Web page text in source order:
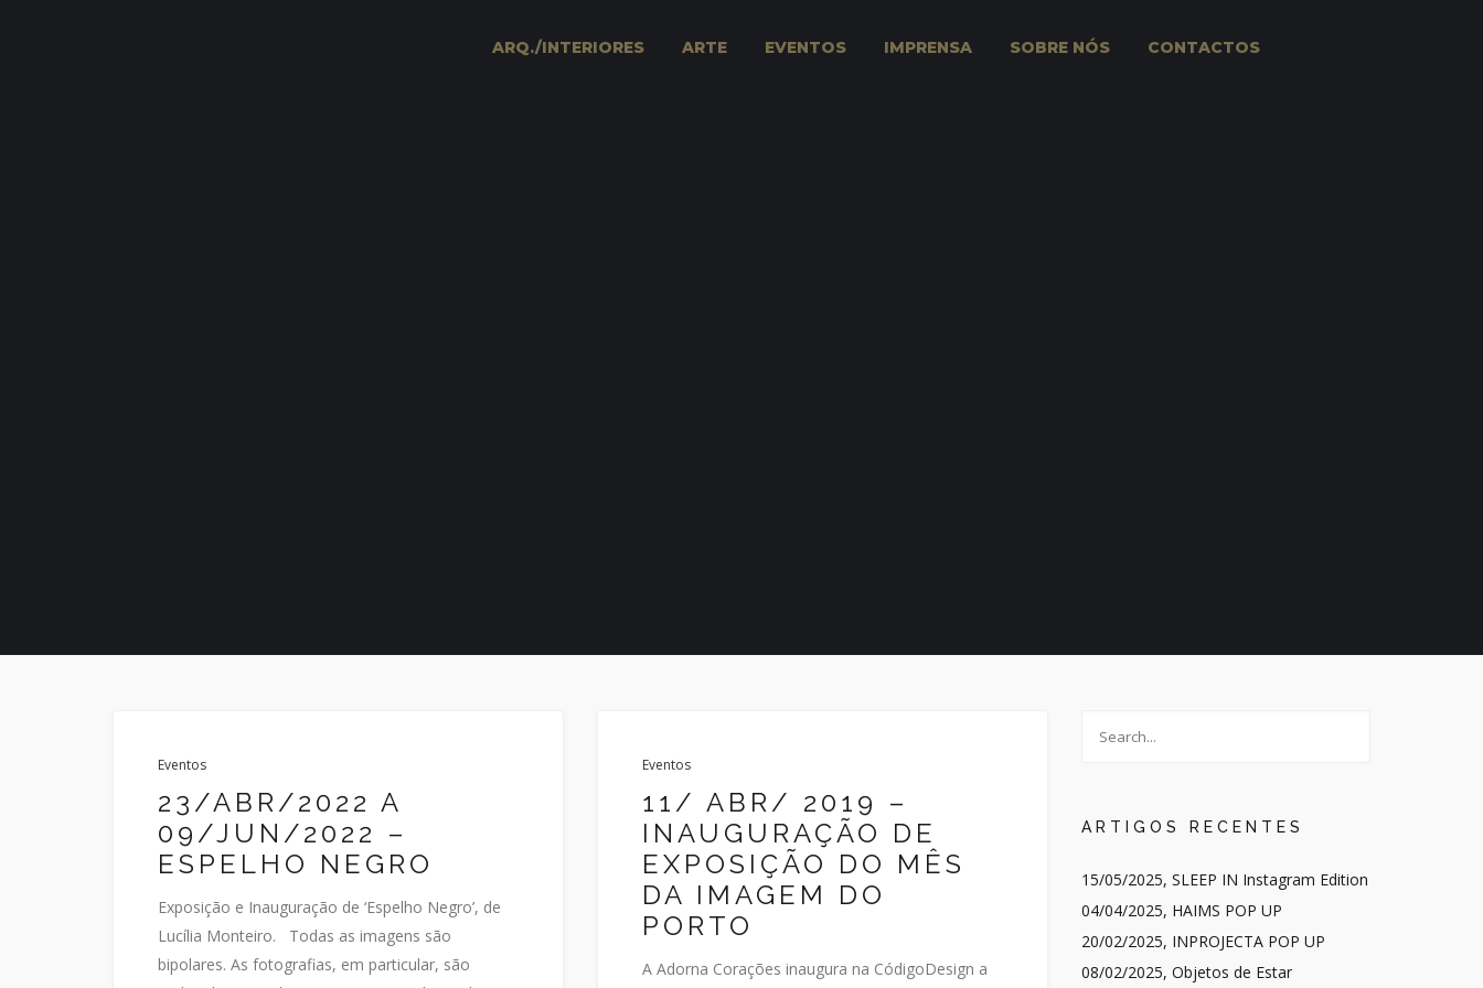
ARQ./INTERIORES ARTE EVENTOS IMPRENSA SOBRE NÓS CONTACTOS
Eventos
23/ABR/2022 A
09/JUN/2022 –
ESPELHO NEGRO
Exposição e Inauguração de ‘Espelho Negro’, de
Lucília Monteiro. Todas as imagens são
bipolares. As fotografias, em particular, são
Eventos
11/ ABR/ 2019 –
INAUGURAÇÃO DE
EXPOSIÇÃO DO MÊS
DA IMAGEM DO
PORTO
A Adorna Corações inaugura na CódigoDesign a
ARTIGOS RECENTES
15/05/2025, SLEEP IN Instagram Edition
04/04/2025, HAIMS POP UP
20/02/2025, INPROJECTA POP UP
08/02/2025, Objetos de Estar